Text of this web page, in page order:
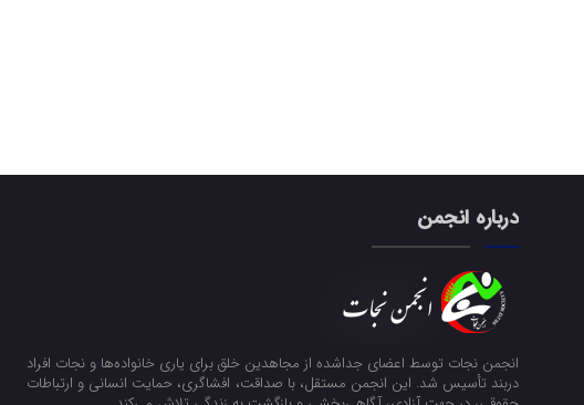
درباره انجمن
انجمن نجات توسط اعضای جداشده از مجاهدین خلق برای یاری خانواده‌ها و نجات افراد
دربند تأسیس شد. این انجمن مستقل، با صداقت، افشاگری، حمایت انسانی و ارتباطات